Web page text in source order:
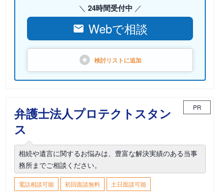
24時間受付中
Webで相談
検討リストに追加
弁護士法人プロテクトスタン
ス
PR
相続や遺言に関するお悩みは、豊富な解決実績のある当事
務所までご相談ください。
電話相談可能 初回面談無料
土日面談可能